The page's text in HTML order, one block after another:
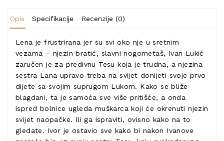
Opis Specifikacije Recenzije (0)
Lena je frustrirana jer su svi oko nje u sretnim
vezama – njezin bratić, slavni nogometaš, Ivan Lukić
zaručen je za predivnu Tesu koja je trudna, a njezina
sestra Lana upravo treba na svijet donijeti svoje prvo
dijete sa svojim suprugom Lukom. Kako se bliže
blagdani, ta je samoća sve više pritišće, a onda
ispred bolnice ugleda muškarca koji će okrenuti njezin
svijet naopačke. Ili ga ispraviti, ovisno kako na to
gledate. Ivor je ostavio sve kako bi nakon Ivanove